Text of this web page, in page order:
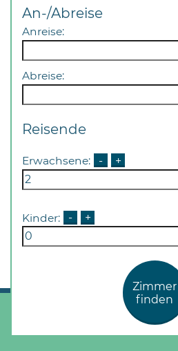
außerhalb
Öffnungszeiten
nach
An-/Abreise
Anreise:
Abreise:
Reisende
Erwachsene: - +
Kinder: - +
Zimmer
finden